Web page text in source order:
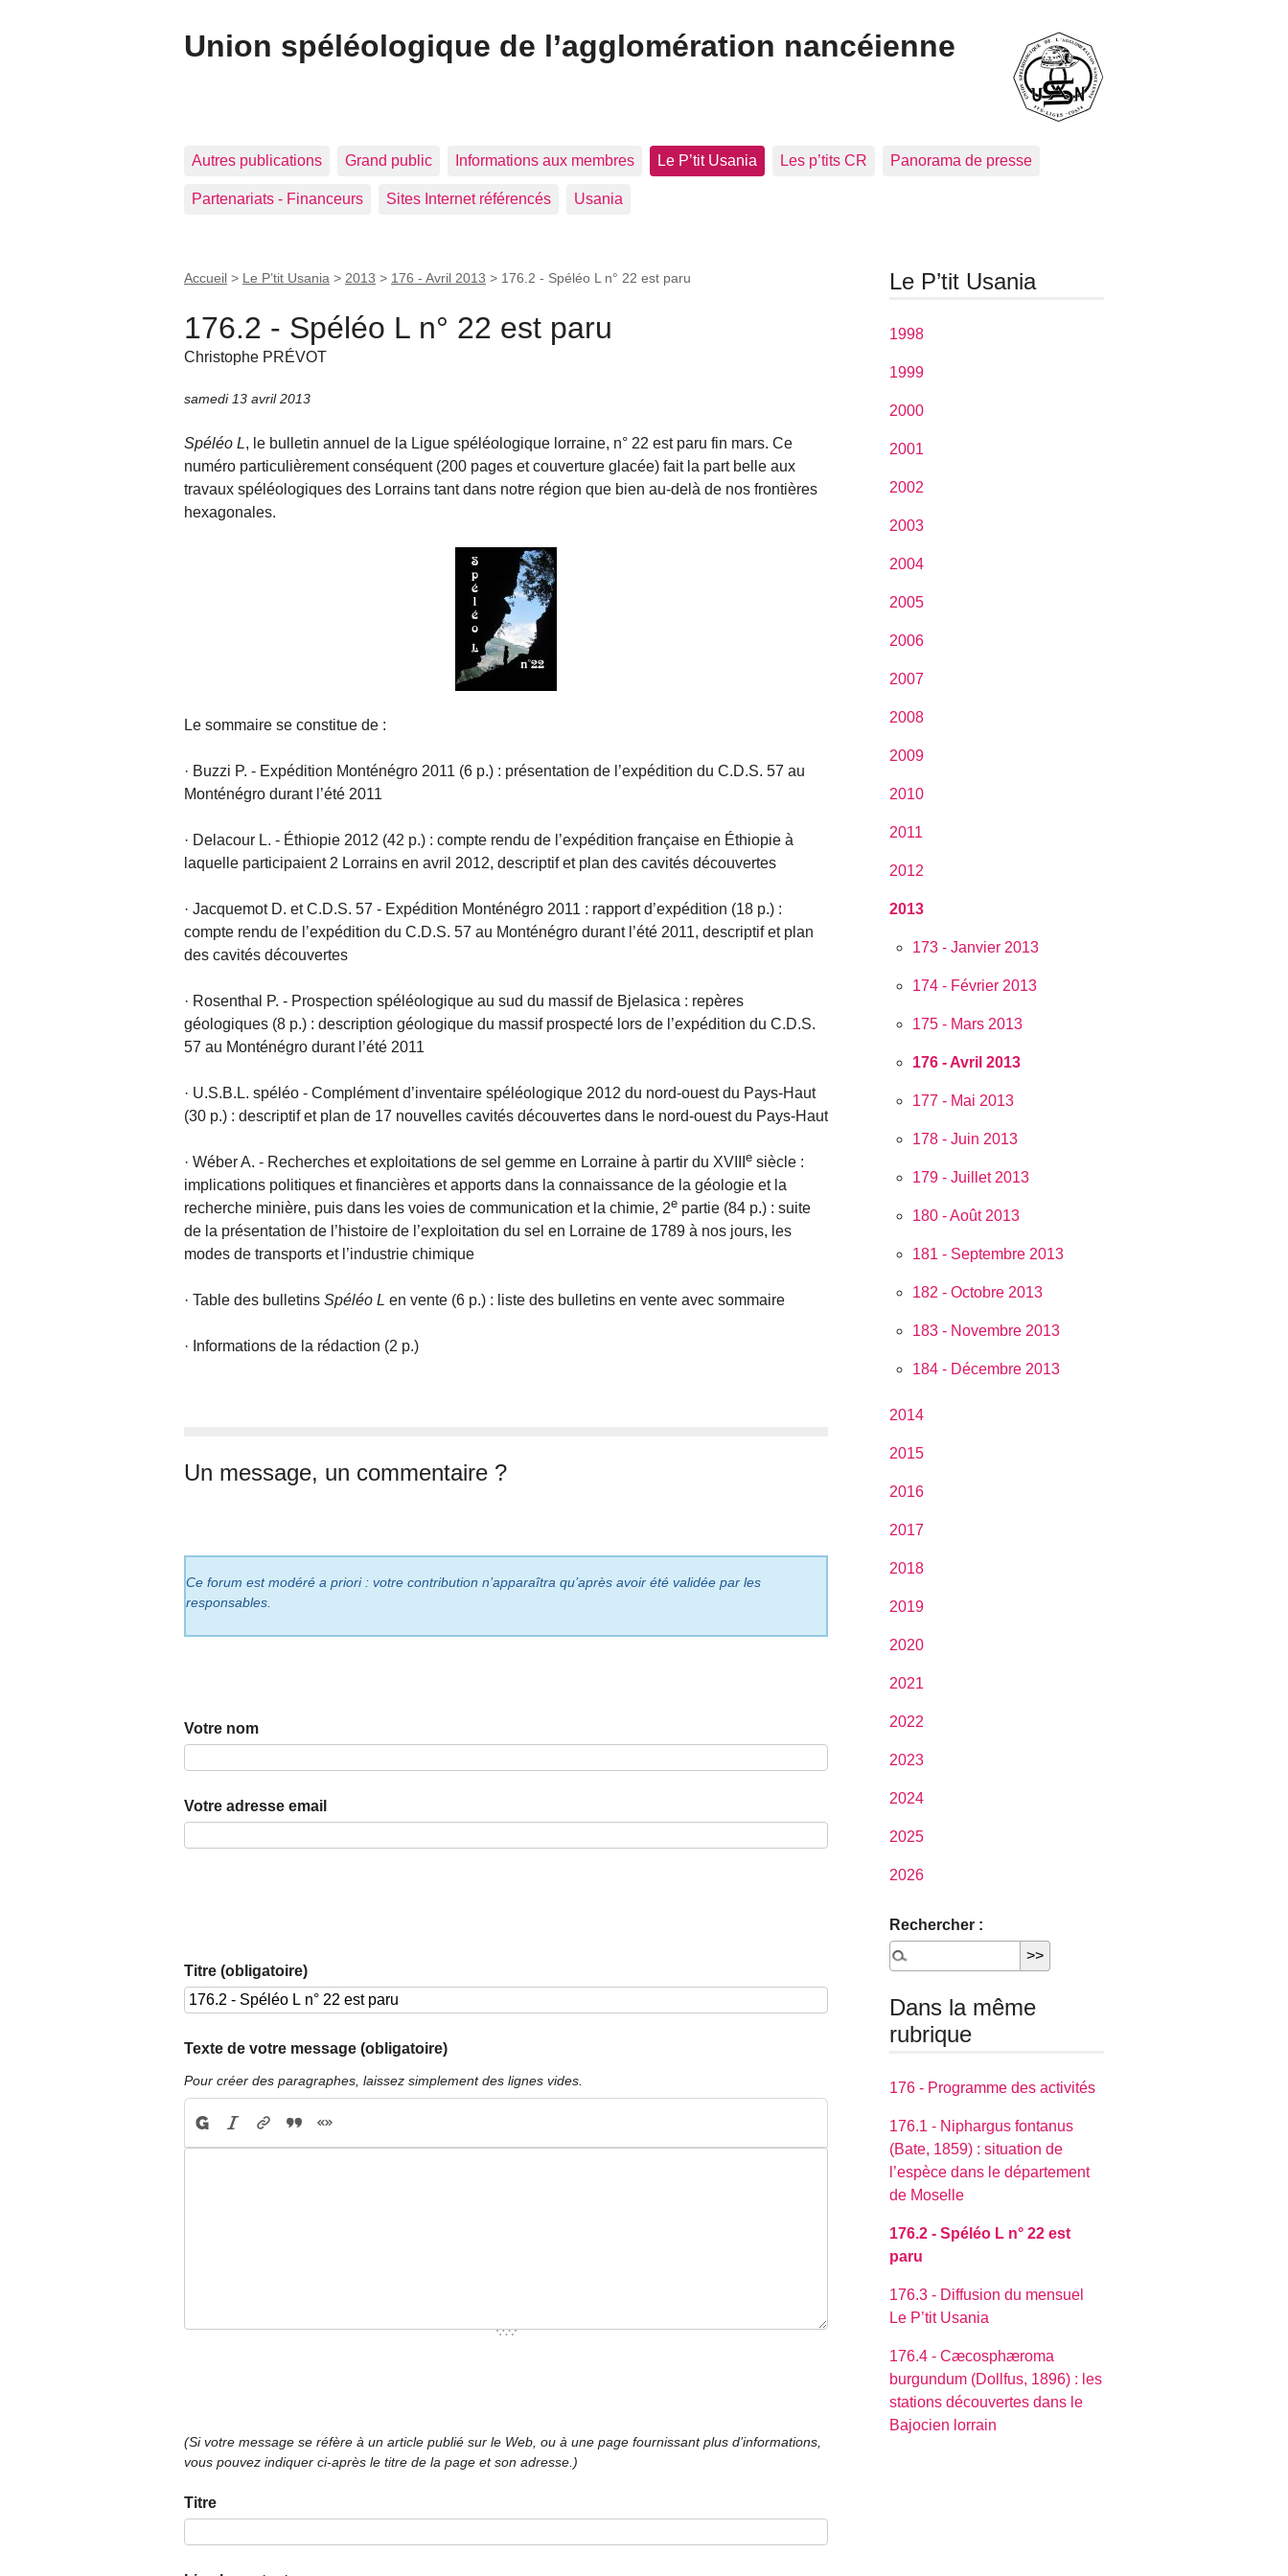
Union spéléologique de l’agglomération nancéienne
Autres publications Grand public Informations aux membres Le P’tit Usania Les p’tits CR Panorama de presse
Partenariats - Financeurs Sites Internet référencés Usania
Accueil > Le P’tit Usania > 2013 > 176 - Avril 2013 > 176.2 - Spéléo L n° 22 est paru
176.2 - Spéléo L n° 22 est paru
Christophe PRÉVOT
samedi 13 avril 2013
Spéléo L, le bulletin annuel de la Ligue spéléologique lorraine, n° 22 est paru fin mars. Ce
numéro particulièrement conséquent (200 pages et couverture glacée) fait la part belle aux
travaux spéléologiques des Lorrains tant dans notre région que bien au-delà de nos frontières
hexagonales.
Le sommaire se constitue de :
· Buzzi P. - Expédition Monténégro 2011 (6 p.) : présentation de l’expédition du C.D.S. 57 au
Monténégro durant l’été 2011
· Delacour L. - Éthiopie 2012 (42 p.) : compte rendu de l’expédition française en Éthiopie à
laquelle participaient 2 Lorrains en avril 2012, descriptif et plan des cavités découvertes
· Jacquemot D. et C.D.S. 57 - Expédition Monténégro 2011 : rapport d’expédition (18 p.) :
compte rendu de l’expédition du C.D.S. 57 au Monténégro durant l’été 2011, descriptif et plan
des cavités découvertes
· Rosenthal P. - Prospection spéléologique au sud du massif de Bjelasica : repères
géologiques (8 p.) : description géologique du massif prospecté lors de l’expédition du C.D.S.
57 au Monténégro durant l’été 2011
· U.S.B.L. spéléo - Complément d’inventaire spéléologique 2012 du nord-ouest du Pays-Haut
(30 p.) : descriptif et plan de 17 nouvelles cavités découvertes dans le nord-ouest du Pays-Haut
· Wéber A. - Recherches et exploitations de sel gemme en Lorraine à partir du XVIII e siècle :
implications politiques et financières et apports dans la connaissance de la géologie et la
recherche minière, puis dans les voies de communication et la chimie, 2e partie (84 p.) : suite
de la présentation de l’histoire de l’exploitation du sel en Lorraine de 1789 à nos jours, les
modes de transports et l’industrie chimique
· Table des bulletins Spéléo L en vente (6 p.) : liste des bulletins en vente avec sommaire
· Informations de la rédaction (2 p.)
Un message, un commentaire ?
Ce forum est modéré a priori : votre contribution n’apparaîtra qu’après avoir été validée par les
responsables.
Votre nom
Votre adresse email
Titre (obligatoire)
Texte de votre message (obligatoire)
Pour créer des paragraphes, laissez simplement des lignes vides.
(Si votre message se réfère à un article publié sur le Web, ou à une page fournissant plus d’informations,
vous pouvez indiquer ci-après le titre de la page et son adresse.)
Titre
Le P’tit Usania
1998
1999
2000
2001
2002
2003
2004
2005
2006
2007
2008
2009
2010
2011
2012
2013
173 - Janvier 2013
174 - Février 2013
175 - Mars 2013
176 - Avril 2013
177 - Mai 2013
178 - Juin 2013
179 - Juillet 2013
180 - Août 2013
181 - Septembre 2013
182 - Octobre 2013
183 - Novembre 2013
184 - Décembre 2013
2014
2015
2016
2017
2018
2019
2020
2021
2022
2023
2024
2025
2026
Rechercher :
Dans la même
rubrique
176 - Programme des activités
176.1 - Niphargus fontanus
(Bate, 1859) : situation de
l’espèce dans le département
de Moselle
176.2 - Spéléo L n° 22 est
paru
176.3 - Diffusion du mensuel
Le P’tit Usania
176.4 - Cæcosphæroma
burgundum (Dollfus, 1896) : les
stations découvertes dans le
Bajocien lorrain